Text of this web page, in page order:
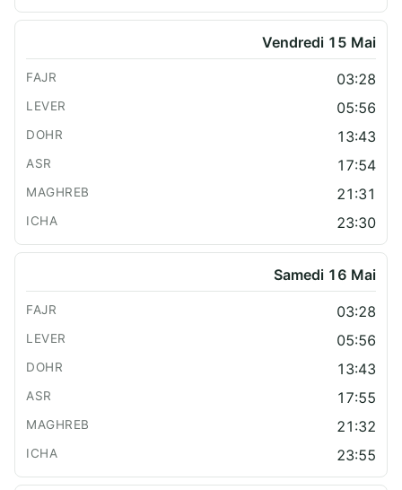
Vendredi 15 Mai
03:28
05:56
13:43
17:54
21:31
23:30
Samedi 16 Mai
03:28
05:56
13:43
17:55
21:32
23:55